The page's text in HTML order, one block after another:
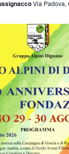
Via Padova,